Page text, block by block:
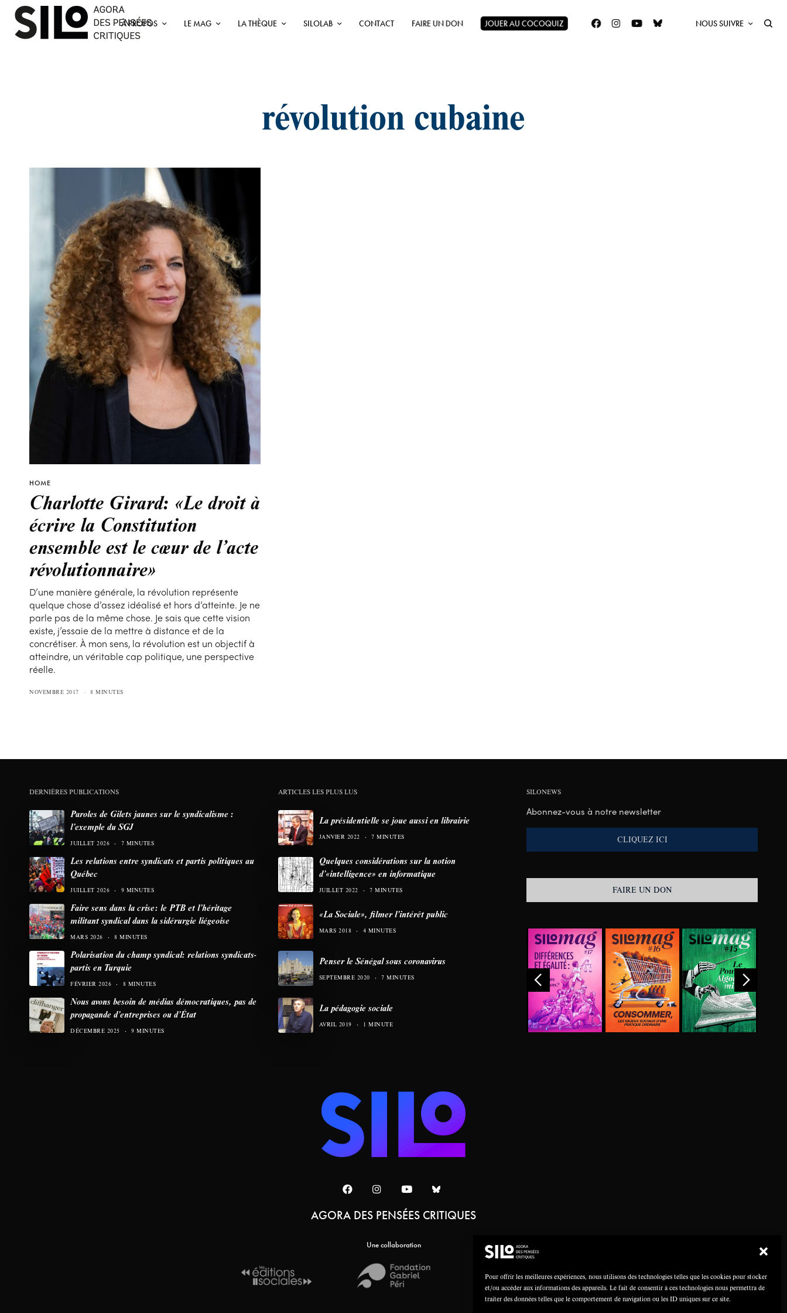
Pour offrir les meilleures expériences, nous utilisons des technologies telles que les cookies pour stocker
et/ou accéder aux informations des appareils. Le fait de consentir à ces technologies nous permettra de
traiter des données telles que le comportement de navigation ou les ID uniques sur ce site.
À PROPOS LE MAG LA THÈQUE SILOLAB CONTACT FAIRE UN DON JOUER AU COCOQUIZ NOUS SUIVRE
révolution cubaine
HOME
Charlotte Girard: «Le droit à
écrire la Constitution
ensemble est le cœur de l’acte
révolutionnaire»
D’une manière générale, la révolution représente
quelque chose d’assez idéalisé et hors d’atteinte. Je ne
parle pas de la même chose. Je sais que cette vision
existe, j’essaie de la mettre à distance et de la
concrétiser. À mon sens, la révolution est un objectif à
atteindre, un véritable cap politique, une perspective
réelle.
NOVEMBRE 2017 8 MINUTES
DERNIÈRES PUBLICATIONS
Paroles de Gilets jaunes sur le syndicalisme :
l’exemple du SGJ
JUILLET 2026 7 MINUTES
Les relations entre syndicats et partis politiques au
Québec
JUILLET 2026 9 MINUTES
Faire sens dans la crise: le PTB et l’héritage
militant syndical dans la sidérurgie liégeoise
MARS 2026 8 MINUTES
Polarisation du champ syndical: relations syndicats-
partis en Turquie
FÉVRIER 2026 8 MINUTES
Nous avons besoin de médias démocratiques, pas de
propagande d’entreprises ou d’État
DÉCEMBRE 2025 9 MINUTES
ARTICLES LES PLUS LUS
La présidentielle se joue aussi en librairie
JANVIER 2022 7 MINUTES
Quelques considérations sur la notion
d’«intelligence» en informatique
JUILLET 2022 7 MINUTES
«La Sociale», filmer l’intérêt public
MARS 2018 4 MINUTES
Penser le Sénégal sous coronavirus
SEPTEMBRE 2020 7 MINUTES
La pédagogie sociale
AVRIL 2019 1 MINUTE
SILONEWS
Abonnez-vous à notre newsletter
CLIQUEZ ICI
FAIRE UN DON
AGORA DES PENSÉES CRITIQUES
Une collaboration